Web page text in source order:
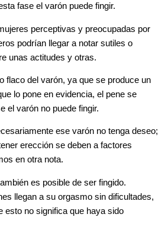
fase el varón puede fingir.
perceptivas y preocupadas por
podrían llegar a notar sutiles o
unas actitudes y otras.
flaco del varón, ya que se produce un
lo pone en evidencia, el pene se
el varón no puede fingir.
ese varón no tenga deseo;
erección se deben a factores
en otra nota.
es posible de ser fingido.
llegan a su orgasmo sin dificultades,
esto no significa que haya sido